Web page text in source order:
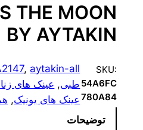
THE MOON
BY AYTAKIN
SKU:
54A6FC
780A84
, aytakin-all
طبی, عینک های
عینک های یونیک,
توضیحات